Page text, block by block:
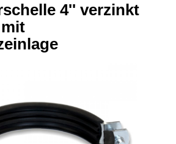
4'' verzinkt
mit